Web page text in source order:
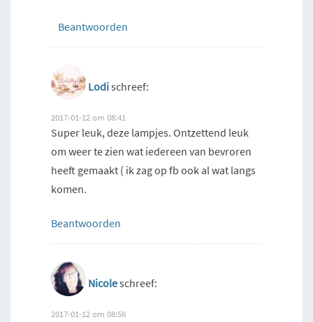
Beantwoorden
Lodischreef:
2017-01-12 om 08:41
Super leuk, deze lampjes. Ontzettend leuk
om weer te zien wat iedereen van bevroren
heeft gemaakt ( ik zag op fb ook al wat langs
komen.
Beantwoorden
Nicoleschreef:
2017-01-12 om 08:56